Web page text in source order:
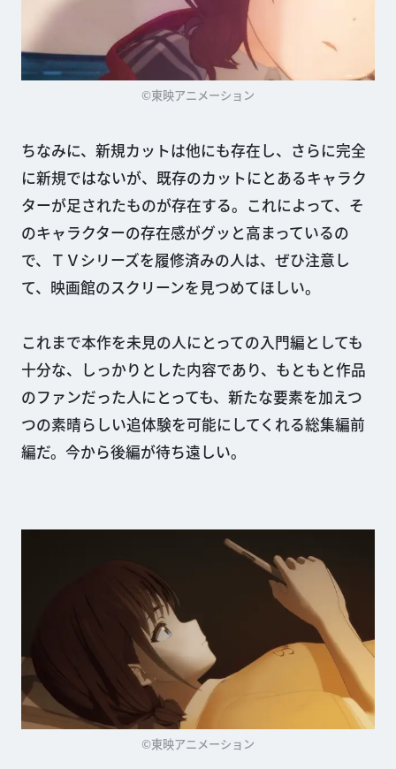
©東映アニメーション
ちなみに、新規カットは他にも存在し、さらに完全
に新規ではないが、既存のカットにとあるキャラク
ターが足されたものが存在する。これによって、そ
のキャラクターの存在感がグッと高まっているの
で、ＴＶシリーズを履修済みの人は、ぜひ注意し
て、映画館のスクリーンを見つめてほしい。
これまで本作を未見の人にとっての入門編としても
十分な、しっかりとした内容であり、もともと作品
のファンだった人にとっても、新たな要素を加えつ
つの素晴らしい追体験を可能にしてくれる総集編前
編だ。今から後編が待ち遠しい。
©東映アニメーション